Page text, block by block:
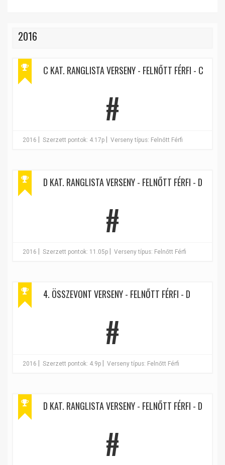
2016
C KAT. RANGLISTA VERSENY - FELNŐTT FÉRFI - C
#
2016 Szerzett pontok: 4.17p Verseny típus: Felnőtt Férfi
D KAT. RANGLISTA VERSENY - FELNŐTT FÉRFI - D
#
2016 Szerzett pontok: 11.05p Verseny típus: Felnőtt Férfi
4. ÖSSZEVONT VERSENY - FELNŐTT FÉRFI - D
#
2016 Szerzett pontok: 4.9p Verseny típus: Felnőtt Férfi
D KAT. RANGLISTA VERSENY - FELNŐTT FÉRFI - D
#